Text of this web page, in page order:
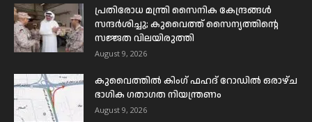
പ്രതിരോധ മന്ത്രി സൈനിക കേന്ദ്രങ്ങൾ
സന്ദർശിച്ചു; കുവൈത്ത് സൈന്യത്തിന്റെ
സജ്ജത വിലയിരുത്തി
August 9, 2026
കുവൈത്തിൽ കിംഗ് ഫഹദ് റോഡിൽ ഒരാഴ്ച
ഭാഗിക ഗതാഗത നിയന്ത്രണം
August 9, 2026